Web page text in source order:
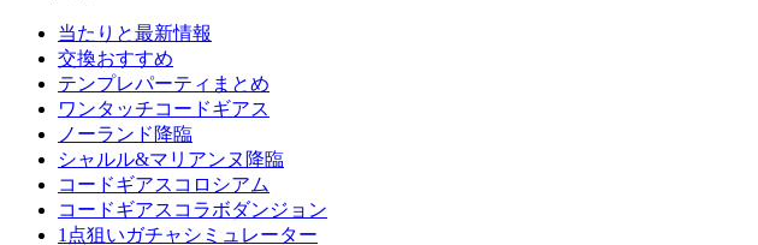
当たりと最新情報
交換おすすめ
テンプレパーティまとめ
ワンタッチコードギアス
ノーランド降臨
シャルル&マリアンヌ降臨
コードギアスコロシアム
コードギアスコラボダンジョン
1点狙いガチャシミュレーター